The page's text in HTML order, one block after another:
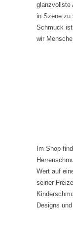
glanzvollste
in Szene zu
Schmuck
wir
Im Shop
Wert auf
seiner
Designs